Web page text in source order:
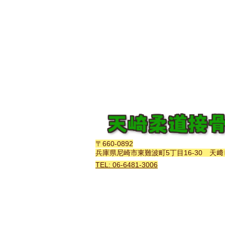
TEL: 06-6481-3006
〒660-0892
兵庫県尼崎市東難波町5丁目16-30 天﨑